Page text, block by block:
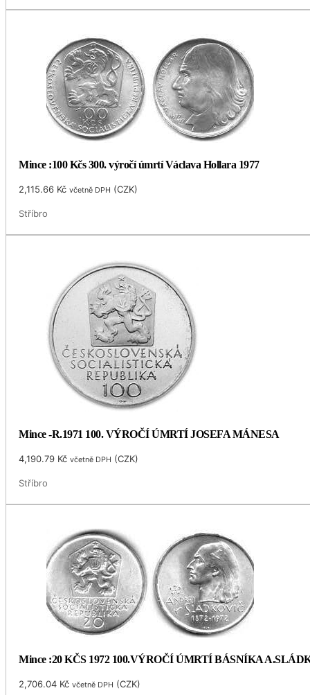
Mince :100 Kčs 300. výročí úmrtí Václava Hollara 1977
2,115.66 Kč včetně DPH (CZK)
Stříbro
Mince -R.1971 100. VÝROČÍ ÚMRTÍ JOSEFA MÁNESA
4,190.79 Kč včetně DPH (CZK)
Stříbro
Mince :20 KČS 1972 100.VÝROČÍ ÚMRTÍ BÁSNÍKA
2,706.04 Kč včetně DPH (CZK)